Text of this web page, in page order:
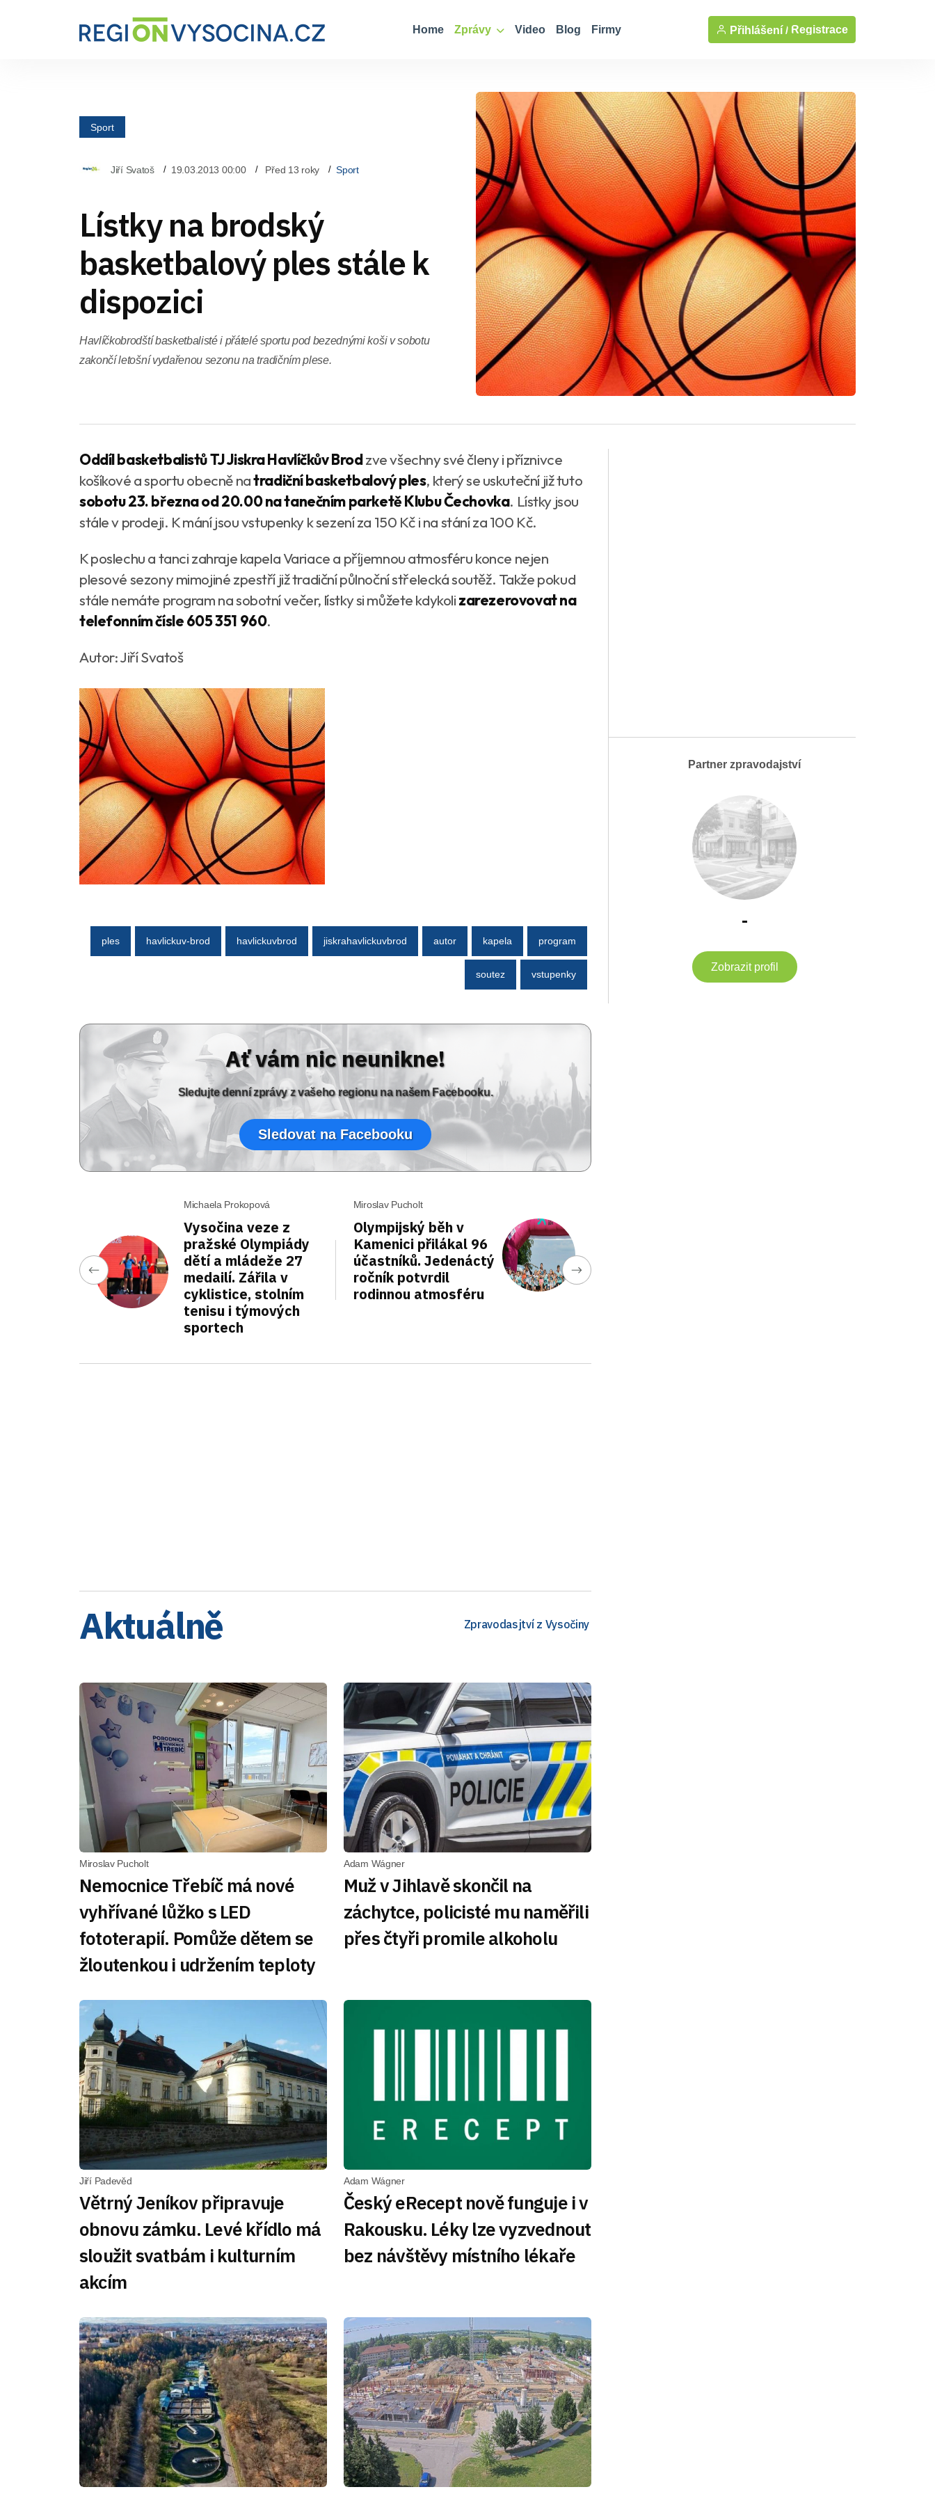
Home Zprávy Video Blog Firmy Přihlášení / Registrace
Sport
Jiří Svatoš 19.03.2013 00:00 Před 13 roky Sport
Lístky na brodský
basketbalový ples stále k
dispozici
Havlíčkobrodští basketbalisté i přátelé sportu pod bezednými koši v sobotu
zakončí letošní vydařenou sezonu na tradičním plese.
Oddíl basketbalistů TJ Jiskra Havlíčkův Brodzve všechny své členy i příznivce
košíkové a sportu obecně natradiční basketbalový ples, který se uskuteční již tuto
sobotu 23. března od 20.00 na tanečním parketě Klubu Čechovka. Lístky jsou
stále v prodeji. K mání jsou vstupenky k sezení za 150 Kč i na stání za 100 Kč.
K poslechu a tanci zahraje kapela Variace a příjemnou atmosféru konce nejen
plesové sezony mimojiné zpestří již tradiční půlnoční střelecká soutěž. Takže pokud
stále nemáte program na sobotní večer, lístky si můžete kdykolizarezerovovat na
telefonním čísle 605 351 960.
Autor: Jiří Svatoš
ples havlickuv-brod havlickuvbrod jiskrahavlickuvbrod autor kapela program
soutez vstupenky
Ať vám nic neunikne!
Sledujte denní zprávy z vašeho regionu na našem Facebooku.
Sledovat na Facebooku
Michaela Prokopová
Vysočina veze z
pražské Olympiády
dětí a mládeže 27
medailí. Zářila v
cyklistice, stolním
tenisu i týmových
sportech
Miroslav Pucholt
Olympijský běh v
Kamenici přilákal 96
účastníků. Jedenáctý
ročník potvrdil
rodinnou atmosféru
Aktuálně Zpravodasjtví z Vysočiny
Miroslav Pucholt
Nemocnice Třebíč má nové
vyhřívané lůžko s LED
fototerapií. Pomůže dětem se
žloutenkou i udržením teploty
Adam Wágner
Muž v Jihlavě skončil na
záchytce, policisté mu naměřili
přes čtyři promile alkoholu
Jiří Padevěd
Větrný Jeníkov připravuje
obnovu zámku. Levé křídlo má
sloužit svatbám i kulturním
akcím
Adam Wágner
Český eRecept nově funguje i v
Rakousku. Léky lze vyzvednout
bez návštěvy místního lékaře
Partner zpravodajství
-
Zobrazit profil